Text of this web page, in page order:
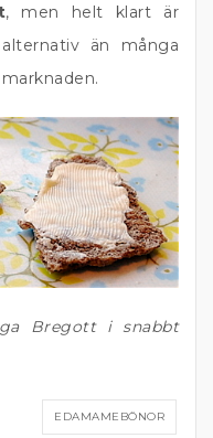
, men helt klart är
än många
Bregott i snabbt
EDAMAMEBÖNOR